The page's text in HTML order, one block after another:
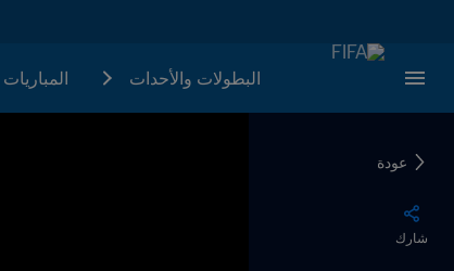
البطولات والأحدات
عودة
شارك